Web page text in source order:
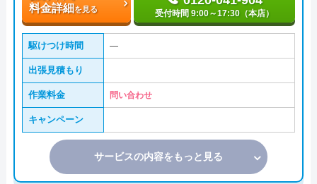
料金詳細を見る 受付時間 9:00～17:30（本店）
駆けつけ時間 ―
出張見積もり
作業料金 問い合わせ
キャンペーン
サービスの内容をもっと見る